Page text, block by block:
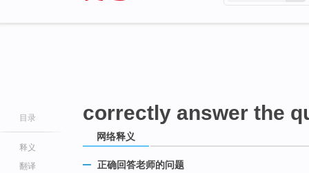
目录
释义
翻译
correctly answer the
网络释义
正确回答老师的问题